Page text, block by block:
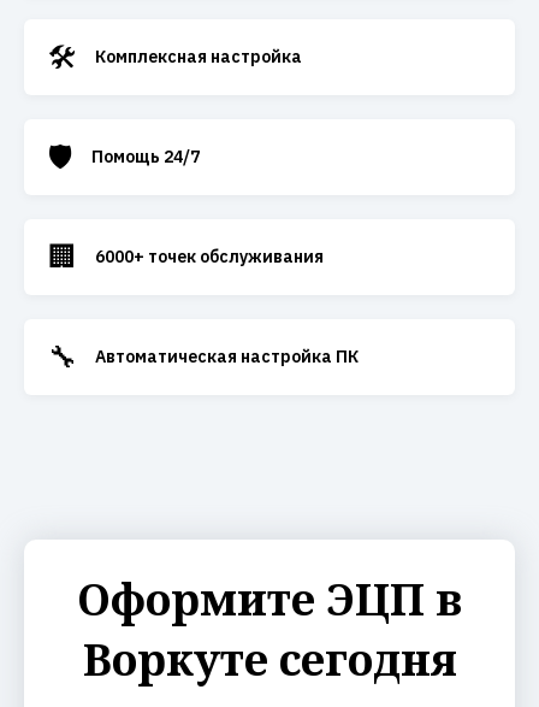
🛠️ Комплексная настройка
🛡️ Помощь 24/7
🏢 6000+ точек обслуживания
🔧 Автоматическая настройка ПК
Оформите ЭЦП в
Воркуте сегодня